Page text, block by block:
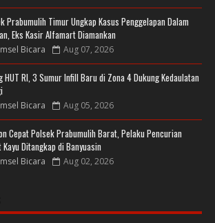
Prabumulih Timur Ungkap Kasus Penggelapan Dalam
Eks Kasir Alfamart Diamankan
Bicara Aug 07, 2026
HUT RI, 3 Sumur Infill Baru di Zona 4 Dukung Kedaulatan
Bicara Aug 05, 2026
Cepat Polsek Prabumulih Barat, Pelaku Pencurian
Kayu Ditangkap di Banyuasin
Bicara Aug 02, 2026